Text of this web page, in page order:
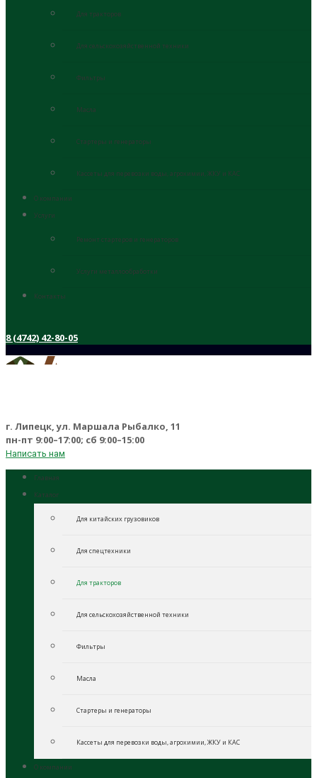
Для тракторов
Для сельскохозяйственной техники
Фильтры
Масла
Стартеры и генераторы
Кассеты для перевозки воды, агрохимии, ЖКУ и КАС
О компании
Услуги
Ремонт стартеров и генераторов
Услуги металлообработки
Контакты
8 (4742) 42-80-05
г. Липецк, ул. Маршала Рыбалко, 11
пн-пт 9:00–17:00; сб 9:00–15:00
Написать нам
Главная
Каталог
Для китайских грузовиков
Для спецтехники
Для тракторов
Для сельскохозяйственной техники
Фильтры
Масла
Стартеры и генераторы
Кассеты для перевозки воды, агрохимии, ЖКУ и КАС
О компании